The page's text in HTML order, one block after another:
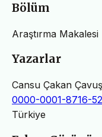
Bölüm
Araştırma Makalesi
Yazarlar
Cansu Çakan Çavuş
0000-0001-8716-
Türkiye